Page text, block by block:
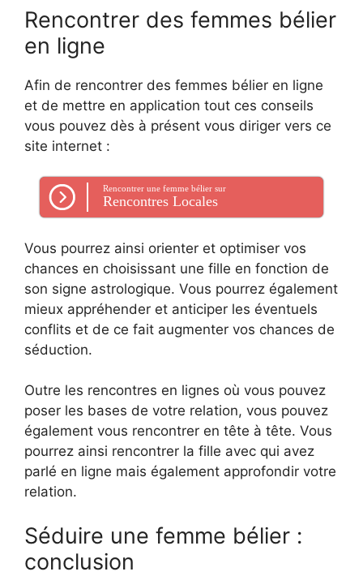
Rencontrer des femmes bélier
en ligne
Afin de rencontrer des femmes bélier en ligne
et de mettre en application tout ces conseils
vous pouvez dès à présent vous diriger vers ce
site internet :
Rencontrer une femme bélier sur
Rencontres Locales
Vous pourrez ainsi orienter et optimiser vos
chances en choisissant une fille en fonction de
son signe astrologique. Vous pourrez également
mieux appréhender et anticiper les éventuels
conflits et de ce fait augmenter vos chances de
séduction.
Outre les rencontres en lignes où vous pouvez
poser les bases de votre relation, vous pouvez
également vous rencontrer en tête à tête. Vous
pourrez ainsi rencontrer la fille avec qui avez
parlé en ligne mais également approfondir votre
relation.
Séduire une femme bélier :
conclusion